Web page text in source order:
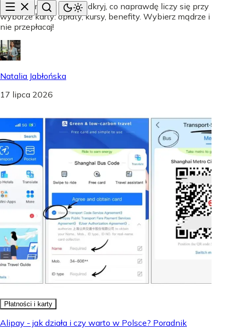
Mastercard czy Visa? Odkryj, co naprawdę liczy się przy
wyborze karty: opłaty, kursy, benefity. Wybierz mądrze i
nie przepłacaj!
Natalia Jabłońska
17 lipca 2026
Płatności i karty
Alipay - jak działa i czy warto w Polsce? Poradnik